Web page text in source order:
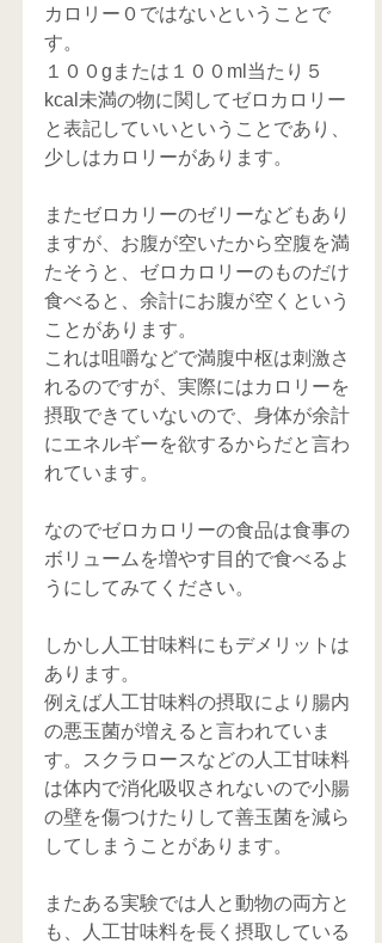
カロリー０ではないということで
す。
１００gまたは１００ml当たり５
kcal未満の物に関してゼロカロリー
と表記していいということであり、
少しはカロリーがあります。
またゼロカリーのゼリーなどもあり
ますが、お腹が空いたから空腹を満
たそうと、ゼロカロリーのものだけ
食べると、余計にお腹が空くという
ことがあります。
これは咀嚼などで満腹中枢は刺激さ
れるのですが、実際にはカロリーを
摂取できていないので、身体が余計
にエネルギーを欲するからだと言わ
れています。
なのでゼロカロリーの食品は食事の
ボリュームを増やす目的で食べるよ
うにしてみてください。
しかし人工甘味料にもデメリットは
あります。
例えば人工甘味料の摂取により腸内
の悪玉菌が増えると言われていま
す。スクラロースなどの人工甘味料
は体内で消化吸収されないので小腸
の壁を傷つけたりして善玉菌を減ら
してしまうことがあります。
またある実験では人と動物の両方と
も、人工甘味料を長く摂取している